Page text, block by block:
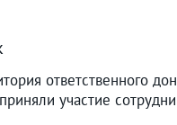
ответственного
участие